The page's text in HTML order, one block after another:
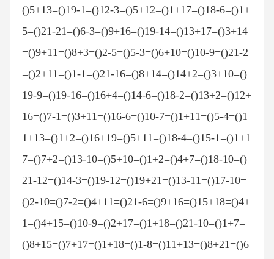
()5+13=()19-1=()12-3=()5+12=()1+17=()18-6=()1+
5=()21-21=()6-3=()9+16=()19-14=()13+17=()3+14
=()9+11=()8+3=()2-5=()5-3=()6+10=()10-9=()21-2
=()2+11=()1-1=()21-16=()8+14=()14+2=()3+10=()
19-9=()19-16=()16+4=()14-6=()18-2=()13+2=()12+
16=()7-1=()3+11=()16-6=()10-7=()1+11=()5-4=()1
1+13=()1+2=()16+19=()5+11=()18-4=()15-1=()1+1
7=()7+2=()13-10=()5+10=()1+2=()4+7=()18-10=()
21-12=()14-3=()19-12=()19+21=()13-11=()17-10=
()2-10=()7-2=()4+11=()21-6=()9+16=()15+18=()4+
1=()4+15=()10-9=()2+17=()1+18=()21-10=()1+7=
()8+15=()7+17=()1+18=()1-8=()11+13=()8+21=()6